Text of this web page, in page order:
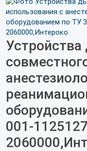
001-